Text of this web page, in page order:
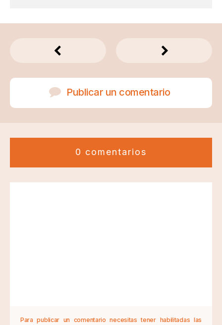
Publicar un comentario
0 comentarios
Para publicar un comentario necesitas tener habilitadas las